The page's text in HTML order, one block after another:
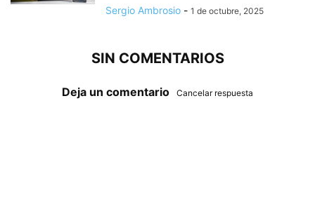
Sergio Ambrosio - 1 de octubre, 2025
SIN COMENTARIOS
Deja un comentario Cancelar respuesta